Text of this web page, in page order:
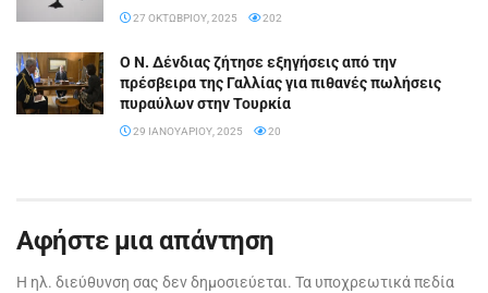
27 ΟΚΤΩΒΡΊΟΥ, 2025 202
Ο Ν. Δένδιας ζήτησε εξηγήσεις από την
πρέσβειρα της Γαλλίας για πιθανές πωλήσεις
πυραύλων στην Τουρκία
29 ΙΑΝΟΥΑΡΊΟΥ, 2025 20
Αφήστε μια απάντηση
Η ηλ. διεύθυνση σας δεν δημοσιεύεται. Τα υποχρεωτικά πεδία